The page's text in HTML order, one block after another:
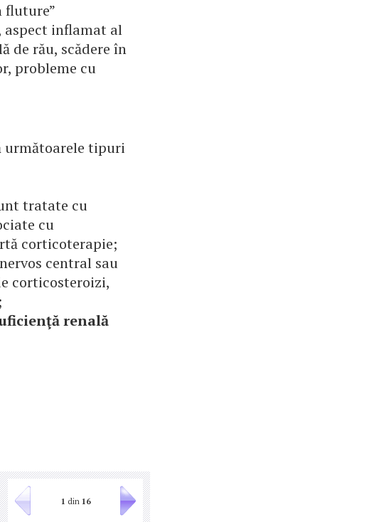
fluture”
aspect inflamat al
de rău, scădere în
probleme cu
următoarele tipuri
tratate cu
cu
corticoterapie;
central sau
corticosteroizi,
renală
1 din 16